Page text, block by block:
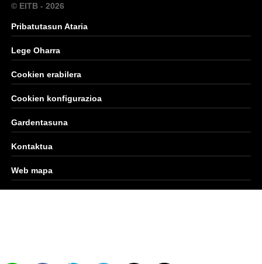
© EITB - 2026
Pribatutasun Ataria
Lege Oharra
Cookien erabilera
Cookien konfigurazioa
Gardentasuna
Kontaktua
Web mapa